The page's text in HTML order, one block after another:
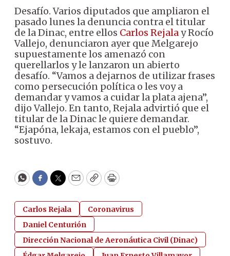
Desafío. Varios diputados que ampliaron el
pasado lunes la denuncia contra el titular
de la Dinac, entre ellos Carlos Rejalay Rocío
Vallejo, denunciaron ayer que Melgarejo
supuestamente los amenazó con
querellarlos y le lanzaron un abierto
desafío. “Vamos a dejarnos de utilizar frases
como persecución política o les voy a
demandar y vamos a cuidar la plata ajena”,
dijo Vallejo. En tanto, Rejala advirtió que el
titular de la Dinac le quiere demandar.
“Ejapóna, lekaja, estamos con el pueblo”,
sostuvo.
WhatsApp
Facebook
Twitter
EmailCopyPrint
Carlos Rejala
Coronavirus
Daniel Centurión
Dirección Nacional de Aeronáutica Civil (Dinac)